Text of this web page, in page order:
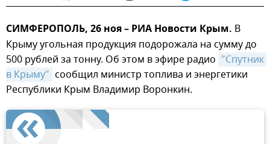
СИМФЕРОПОЛЬ, 26 ноя – РИА Новости Крым. В
Крыму угольная продукция подорожала на сумму до
500 рублей за тонну. Об этом в эфире радио "Спутник
в Крыму" сообщил министр топлива и энергетики
Республики Крым Владимир Воронкин.